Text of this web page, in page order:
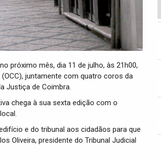
próximo mês, dia 11 de julho, às 21h00,
juntamente com quatro coros da
Justiça de Coimbra.
chega à sua sexta edição com o
e do tribunal aos cidadãos para que
Oliveira, presidente do Tribunal Judicial